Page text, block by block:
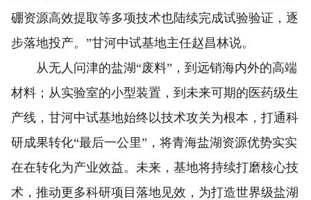
硼资源高效提取等多项技术也陆续完成试验验证，逐
步落地投产。”甘河中试基地主任赵昌林说。
从无人问津的盐湖“废料”，到远销海内外的高端
材料；从实验室的小型装置，到未来可期的医药级生
产线，甘河中试基地始终以技术攻关为根本，打通科
研成果转化“最后一公里”，将青海盐湖资源优势实实
在在转化为产业效益。未来，基地将持续打磨核心技
术，推动更多科研项目落地见效，为打造世界级盐湖